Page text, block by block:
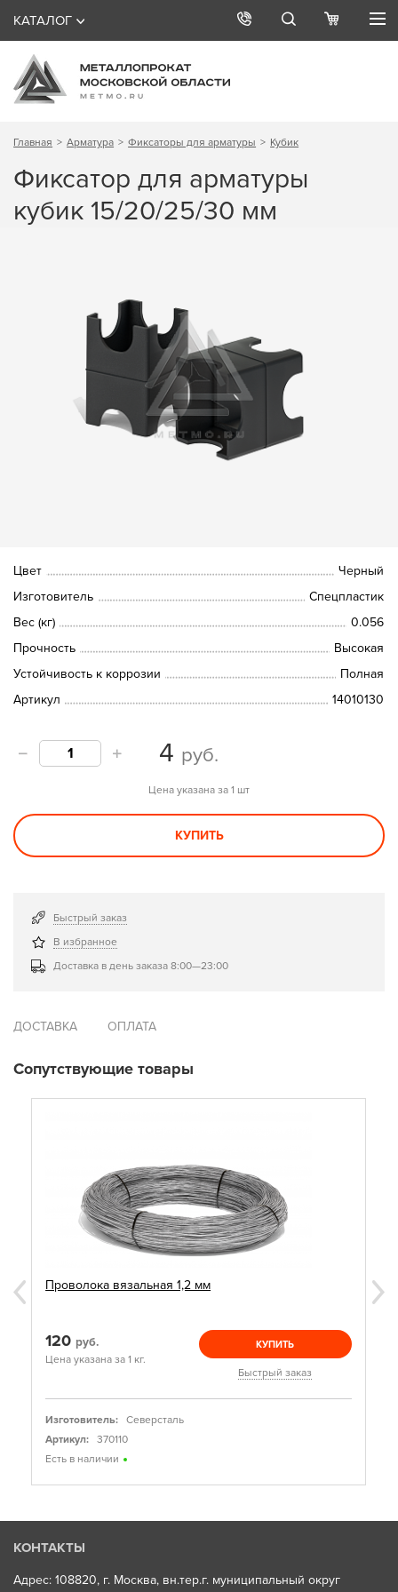
КАТАЛОГ
Главная Арматура Фиксаторы для арматуры Кубик
Фиксатор для арматуры
кубик 15/20/25/30 мм
Цвет
Черный
Изготовитель
Спецпластик
Вес (кг)
0.056
Прочность
Высокая
Устойчивость к коррозии
Полная
Артикул
14010130
4 руб.
Цена указана за 1 шт
КУПИТЬ
Быстрый заказ
В избранное
Доставка в день заказа 8:00—23:00
ДОСТАВКА ОПЛАТА
Сопутствующие товары
Проволока вязальная 1,2 мм
120 руб.
Цена указана за 1 кг.
КУПИТЬ
Быстрый заказ
Изготовитель:
Северсталь
Артикул:
370110
Есть в наличии
КОНТАКТЫ
Адрес: 108820, г. Москва, вн.тер.г. муниципальный округ